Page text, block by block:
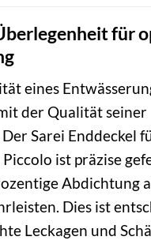
für
eines
der Qualität seiner
Sarei Enddeckel
ist präzise
Abdichtung
Dies ist
Leckagen und